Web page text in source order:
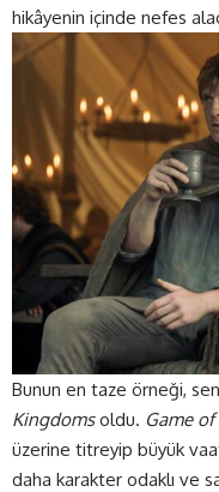
hikâyenin içinde nefes
Bunun en taze örneği,
Kingdoms oldu. Game
üzerine titreyip büyük
daha karakter odaklı ve